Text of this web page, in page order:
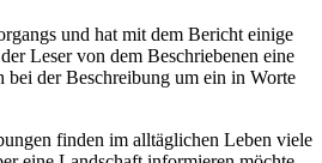
und hat mit dem Bericht einige
Leser von dem Beschriebenen eine
bei der Beschreibung um ein in Worte
finden im alltäglichen Leben viele